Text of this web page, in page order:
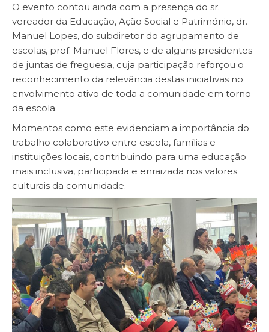
O evento contou ainda com a presença do sr.
vereador da Educação, Ação Social e Património, dr.
Manuel Lopes, do subdiretor do agrupamento de
escolas, prof. Manuel Flores, e de alguns presidentes
de juntas de freguesia, cuja participação reforçou o
reconhecimento da relevância destas iniciativas no
envolvimento ativo de toda a comunidade em torno
da escola.
Momentos como este evidenciam a importância do
trabalho colaborativo entre escola, famílias e
instituições locais, contribuindo para uma educação
mais inclusiva, participada e enraizada nos valores
culturais da comunidade.